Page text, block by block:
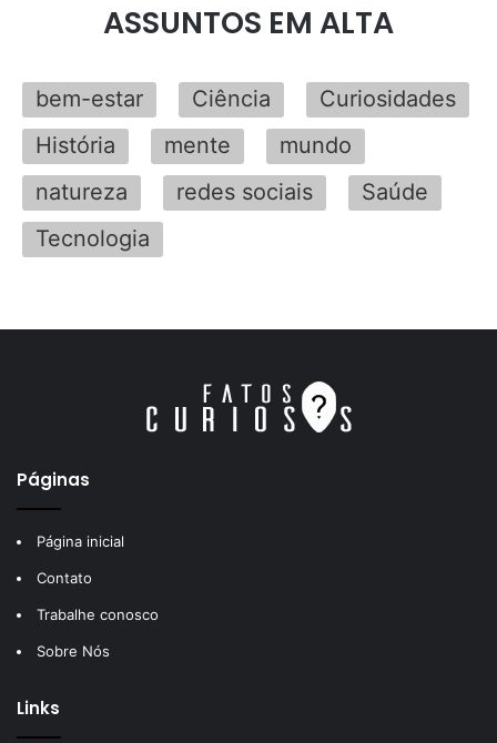
ASSUNTOS EM ALTA
bem-estar Ciência
Curiosidades
História
mente
mundo
natureza
redes sociais
Saúde
Tecnologia
Páginas
Página inicial
Contato
Trabalhe conosco
Sobre Nós
Links